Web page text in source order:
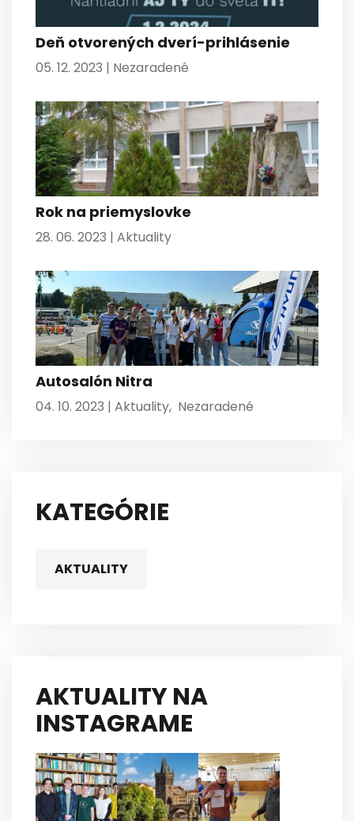
Deň otvorených dverí-prihlásenie
05. 12. 2023 | Nezaradené
Rok na priemyslovke
28. 06. 2023 | Aktuality
Autosalón Nitra
04. 10. 2023 | Aktuality, Nezaradené
KATEGÓRIE
AKTUALITY
AKTUALITY NA
INSTAGRAME